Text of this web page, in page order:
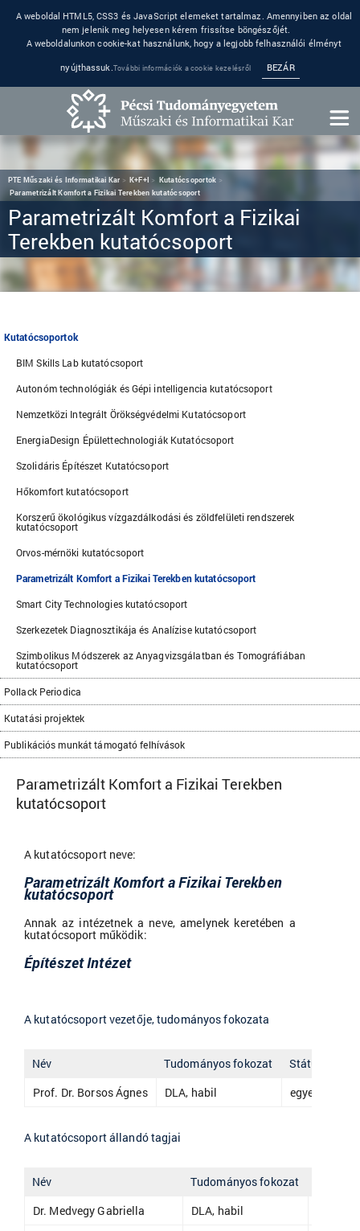
A weboldal HTML5, CSS3 és JavaScript elemeket tartalmaz. Amennyiben az oldal
nem jelenik meg helyesen kérem frissítse böngészőjét.
A weboldalunkon cookie-kat használunk, hogy a legjobb felhasználói élményt
nyújthassuk. További információk a cookie kezelésről BEZÁR
PTE Műszaki és Informatikai Kar K+F+I
Kutatócsoportok
Parametrizált Komfort a Fizikai Terekben kutatócsoport
Parametrizált Komfort a Fizikai
Terekben kutatócsoport
Kutatócsoportok
BIM Skills Lab kutatócsoport
Autonóm technológiák és Gépi intelligencia kutatócsoport
Nemzetközi Integrált Örökségvédelmi Kutatócsoport
EnergiaDesign Épülettechnologiák Kutatócsoport
Szolidáris Építészet Kutatócsoport
Hőkomfort kutatócsoport
Korszerű ökológikus vízgazdálkodási és zöldfelületi rendszerek
kutatócsoport
Orvos-mérnöki kutatócsoport
Parametrizált Komfort a Fizikai Terekben kutatócsoport
Smart City Technologies kutatócsoport
Szerkezetek Diagnosztikája és Analízise kutatócsoport
Szimbolikus Módszerek az Anyagvizsgálatban és Tomográfiában
kutatócsoport
Pollack Periodica
Kutatási projektek
Publikációs munkát támogató felhívások
Parametrizált Komfort a Fizikai Terekben
kutatócsoport
A kutatócsoport neve:
Parametrizált Komfort a Fizikai Terekben
kutatócsoport
Annak az intézetnek a neve, amelynek keretében a
kutatócsoport működik:
Építészet Intézet
A kutatócsoport vezetője, tudományos fokozata
Név Tudományos fokozat
Státusz
Prof. Dr. Borsos Ágnes DLA, habil egyetemi
A kutatócsoport állandó tagjai
Név Tudományos fokozat
Dr. Medvegy Gabriella
DLA, habil